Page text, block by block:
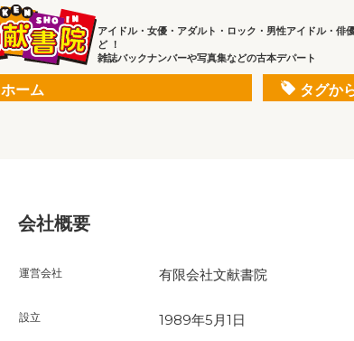
アイドル・女優・アダルト・ロック・男性アイドル・俳
ど ！
雑誌バックナンバーや写真集などの古本デパート
ホーム タグか
会社概要
運営会社 有限会社文献書院
設立 1989年5月1日